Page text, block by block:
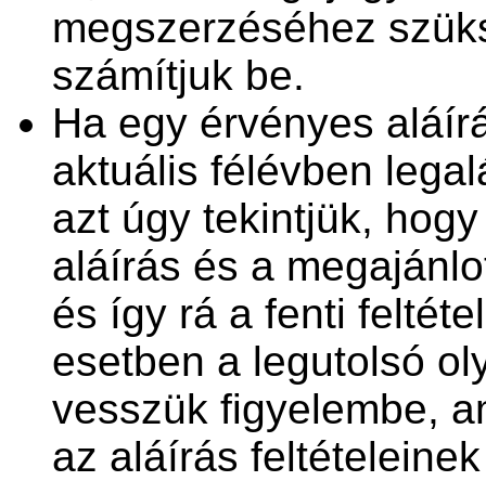
megszerzéséhez
számítjuk be.
Ha egy érvényes
aktuális félévben
azt úgy tekintjük,
aláírás és a
és így rá a fenti
esetben a legutolsó
vesszük figyelembe,
az aláírás